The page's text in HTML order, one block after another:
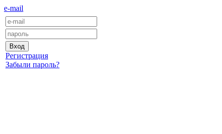
e-mail
Регистрация
Забыли пароль?